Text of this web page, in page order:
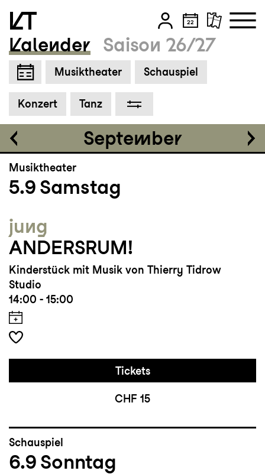
Zum Hauptinhalt springen
Zum Footer springen
Kalender Saison 26/27
Musiktheater Schauspiel
Konzert Tanz
September
Einführung 18:30
Tickets
CHF 35-75
Musiktheater
5.9 Samstag
jung
ANDERSRUM!
Kinderstück mit Musik von Thierry Tidrow
Studio
14:00 - 15:00
Tickets
CHF 15
Schauspiel
6.9 Sonntag